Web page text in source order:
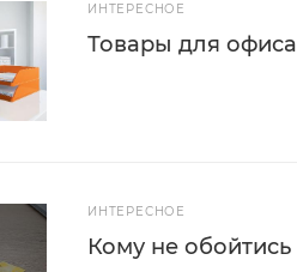
ИНТЕРЕСНОЕ
Товары для
ИНТЕРЕСНОЕ
Кому не